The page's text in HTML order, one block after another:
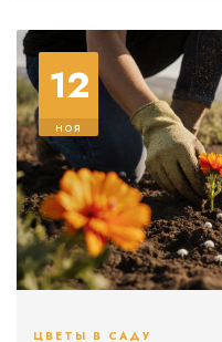
12
ноя
ЦВЕТЫ В САДУ